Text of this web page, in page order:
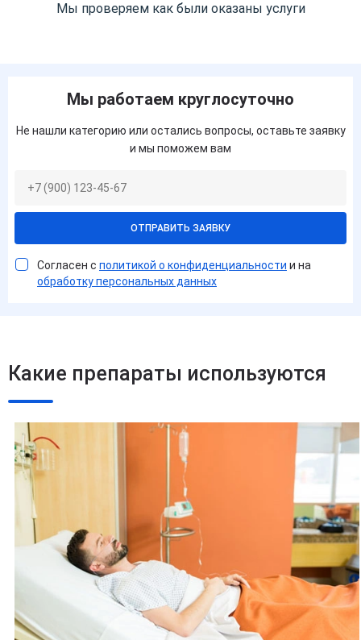
Мы проверяем как были оказаны услуги
Мы работаем круглосуточно
Не нашли категорию или остались вопросы, оставьте заявку
и мы поможем вам
ОТПРАВИТЬ ЗАЯВКУ
Согласен с политикой о конфиденциальности и на
обработку персональных данных
Какие препараты используются